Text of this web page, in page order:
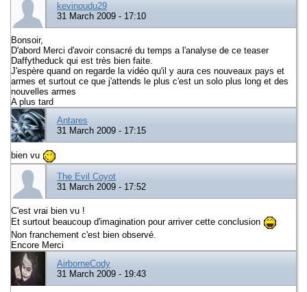
kevinoudu29
31 March 2009 - 17:10
Bonsoir,
D'abord Merci d'avoir consacré du temps a l'analyse de ce teaser
Daffytheduck qui est très bien faite.
J'espère quand on regarde la vidéo qu'il y aura ces nouveaux pays et
armes et surtout ce que j'attends le plus c'est un solo plus long et des
nouvelles armes
A plus tard
Antares
31 March 2009 - 17:15
bien vu
The Evil Coyot
31 March 2009 - 17:52
C'est vrai bien vu !
Et surtout beaucoup d'imagination pour arriver cette conclusion
Non franchement c'est bien observé.
Encore Merci
AirborneCody
31 March 2009 - 19:43